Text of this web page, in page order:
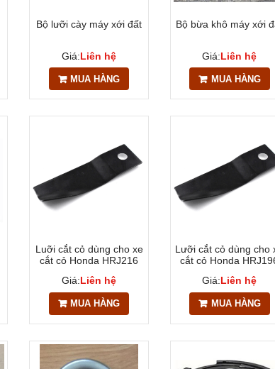
Bộ lưỡi cày máy xới đất
Giá:Liên hệ
MUA HÀNG
Bộ bừa khô máy xới
Giá:Liên hệ
MUA HÀNG
Luỡi cắt cỏ dùng cho xe
cắt cỏ Honda HRJ216
Giá:Liên hệ
MUA HÀNG
Lưỡi cắt cỏ dùng cho
cắt cỏ Honda
Giá:Liên hệ
MUA HÀNG